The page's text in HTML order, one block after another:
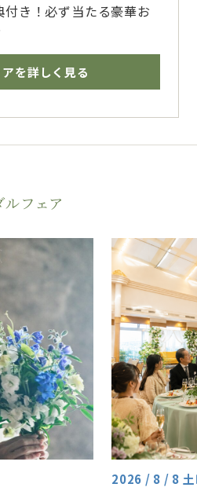
き！必ず当たる豪華お
ん歓迎！
にどうぞ♪
リンス限定ミニブーケプ
くじ特典付☆
定で交通費サポート
室料100％OFF
100％OFF
当日or前日の宿泊プレゼ
を詳しく見る
フェア
2026 / 8 / 8